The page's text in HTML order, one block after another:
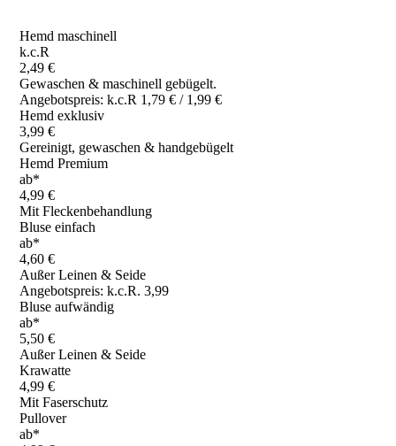
Hemd maschinell
k.c.R
2,49 €
Gewaschen & maschinell gebügelt.
Angebotspreis: k.c.R 1,79 € / 1,99 €
Hemd exklusiv
3,99 €
Gereinigt, gewaschen & handgebügelt
Hemd Premium
ab*
4,99 €
Mit Fleckenbehandlung
Bluse einfach
ab*
4,60 €
Außer Leinen & Seide
Angebotspreis: k.c.R. 3,99
Bluse aufwändig
ab*
5,50 €
Außer Leinen & Seide
Krawatte
4,99 €
Mit Faserschutz
Pullover
ab*